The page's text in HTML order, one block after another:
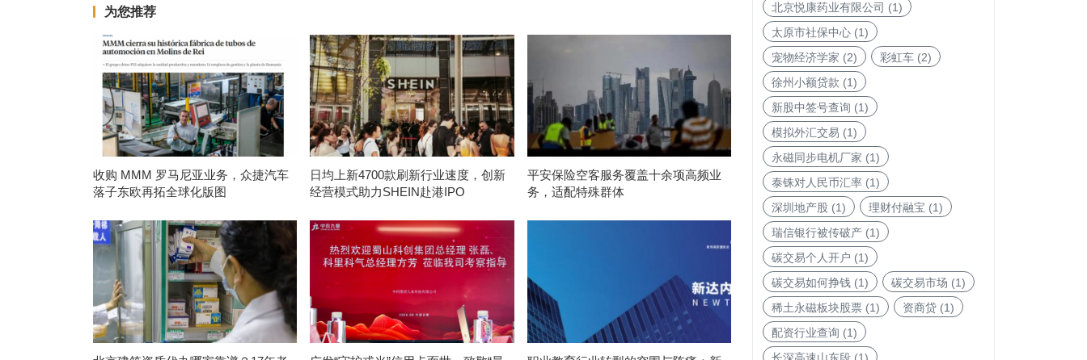
为您推荐
收购 MMM 罗马尼亚业务，众捷汽车
落子东欧再拓全球化版图
日均上新4700款刷新行业速度，创新
经营模式助力SHEIN赴港IPO
平安保险空客服务覆盖十余项高频业
务，适配特殊群体
北京悦康药业有限公司 (1)
太原市社保中心(1)
宠物经济学家 (2) 彩虹车(2)
徐州小额贷款 (1)
新股中签号查询 (1)
模拟外汇交易 (1)
永磁同步电机厂家 (1)
泰铢对人民币汇率(1)
深圳地产股 (1) 理财付融宝 (1)
瑞信银行被传破产(1)
碳交易个人开户 (1)
碳交易如何挣钱(1) 碳交易市场 (1)
稀土永磁板块股票(1) 资商贷(1)
配资行业查询 (1)